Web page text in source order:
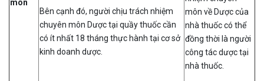
môn
Bên cạnh đó, người chịu trách nhiệm
chuyên môn Dược tại quầy thuốc cần
có ít nhất 18 tháng thực hành tại cơ sở
kinh doanh dược.
môn về Dược của
nhà thuốc có thể
đồng thời là người
công tác dược tại
nhà thuốc.